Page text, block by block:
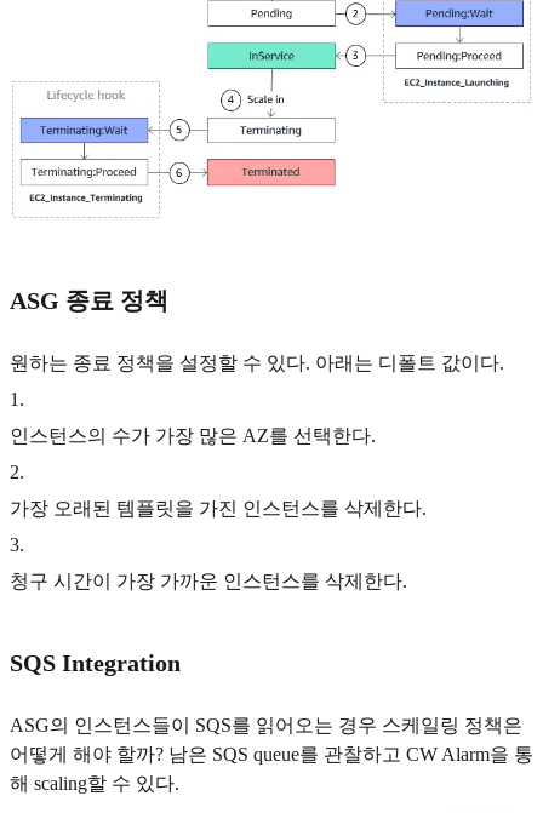
ASG 종료 정책
원하는 종료 정책을 설정할 수 있다. 아래는 디폴트 값이다.
1 .
인스턴스의 수가 가장 많은 AZ를 선택한다.
2.
가장 오래된 템플릿을 가진 인스턴스를 삭제한다.
3.
청구 시간이 가장 가까운 인스턴스를 삭제한다.
SQS Integration
ASG의 인스턴스들이 SQS를 읽어오는 경우 스케일링 정책은
어떻게 해야 할까? 남은 SQS queue를 관찰하고 CW Alarm을 통
해 scaling할 수 있다.